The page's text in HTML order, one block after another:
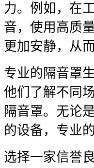
力。例如，在
音，使用高质
更加安静，从
专业的隔音罩
他们了解不同
隔音罩。无论
的设备，专业
选择一家信誉